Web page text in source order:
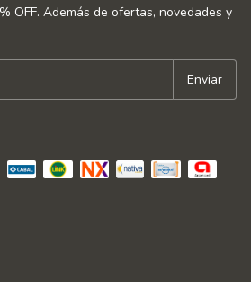
OFF. Además de ofertas, novedades y